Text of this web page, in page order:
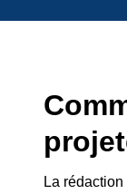
La rédaction